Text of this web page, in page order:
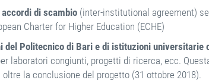
di scambio (inter-institutional agreement)
Charter for Higher Education (ECHE)
del Politecnico di Bari e di istituzioni universitarie
laboratori congiunti, progetti di ricerca, ecc.
la conclusione del progetto (31 ottobre 2018).